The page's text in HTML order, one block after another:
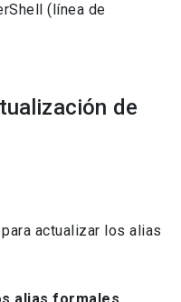
(línea de
de
actualizar los alias